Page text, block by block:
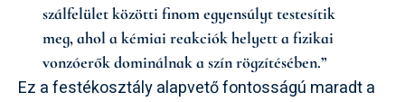
szálfelület közötti finom egyensúlyt testesítik
meg, ahol a kémiai reakciók helyett a fizikai
vonzóerők dominálnak a szín rögzítésében.”
Ez a festékosztály alapvető fontosságú maradt a